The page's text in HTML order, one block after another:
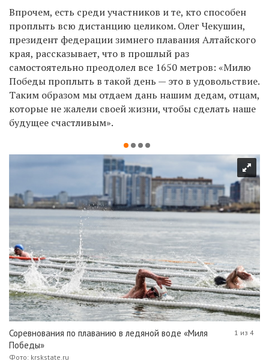
Впрочем, есть среди участников и те, кто способен
проплыть всю дистанцию целиком. Олег Чекушин,
президент федерации зимнего плавания Алтайского
края, рассказывает, что в прошлый раз
самостоятельно преодолел все 1650 метров: «Милю
Победы проплыть в такой день — это в удовольствие.
Таким образом мы отдаем дань нашим дедам, отцам,
которые не жалели своей жизни, чтобы сделать наше
будущее счастливым».
Соревнования по плаванию в ледяной воде «Миля
Победы»
Фото: krskstate.ru
1 из 4